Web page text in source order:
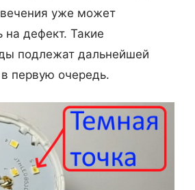
уже может
на дефект. Такие
подлежат дальнейшей
первую очередь.